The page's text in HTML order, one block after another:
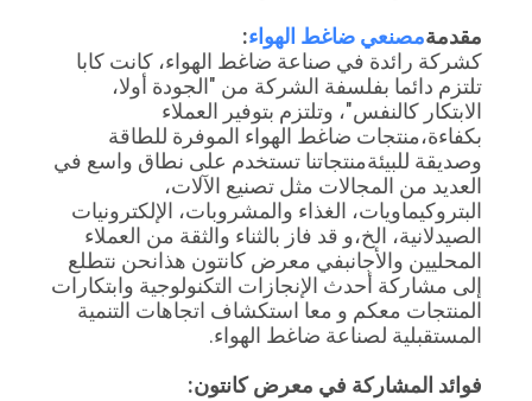
مقدمةمصنعي ضاغط الهواء:
كشركة رائدة في صناعة ضاغط الهواء، كانت كابا
تلتزم دائما بفلسفة الشركة من "الجودة أولا،
الابتكار كالنفس"، وتلتزم بتوفير العملاء
بكفاءة،منتجات ضاغط الهواء الموفرة للطاقة
وصديقة للبيئةمنتجاتنا تستخدم على نطاق واسع في
العديد من المجالات مثل تصنيع الآلات،
البتروكيماويات، الغذاء والمشروبات، الإلكترونيات
الصيدلانية، الخ،و قد فاز بالثناء والثقة من العملاء
المحليين والأجانبفي معرض كانتون هذانحن نتطلع
إلى مشاركة أحدث الإنجازات التكنولوجية وابتكارات
المنتجات معكم و معا استكشاف اتجاهات التنمية
المستقبلية لصناعة ضاغط الهواء.
فوائد المشاركة في معرض كانتون: